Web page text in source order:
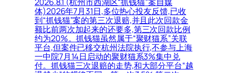
2026.8.1 (杭州市西湖区“抓钱猫”案自媒
体)2026年7月31日,多位热心投友反馈,已收
到“抓钱猫”案的第三次退赔,并且此次回款金
额比前两次加起来的还要多,第三次回款比例
约为20%。抓钱猫虽然属于“聚财猫系”关联
平台,但案件已移交杭州法院执行,不参与上海
一中院7月14日启动的聚财猫系3%集中兑
付。抓钱猫三次退赔的走势,和大部分平台“越